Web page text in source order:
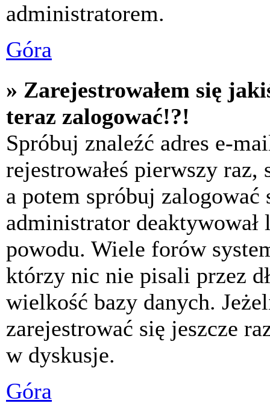
administratorem.
Góra
» Zarejestrowałem się
teraz zalogować!?!
Spróbuj znaleźć adres e-
rejestrowałeś pierwszy
a potem spróbuj
administrator deaktywował
powodu. Wiele forów
którzy nic nie pisali przez
wielkość bazy danych.
zarejestrować się jeszcze
w dyskusje.
Góra